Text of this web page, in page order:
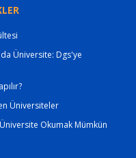
Üniversite: Dgs'ye
Üniversiteler
Okumak Mümkün